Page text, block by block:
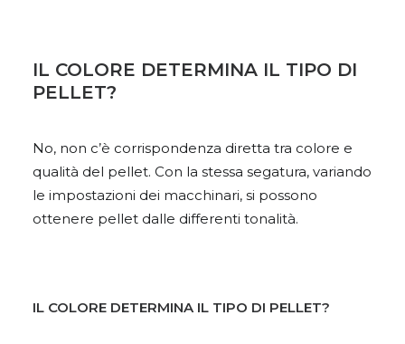
IL COLORE DETERMINA IL TIPO DI
PELLET?
No, non c’è corrispondenza diretta tra colore e
qualità del pellet. Con la stessa segatura, variando
le impostazioni dei macchinari, si possono
ottenere pellet dalle differenti tonalità.
IL COLORE DETERMINA IL TIPO DI PELLET?